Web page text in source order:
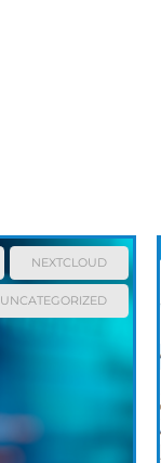
NEXTCLOUD
UNCATEGORIZED